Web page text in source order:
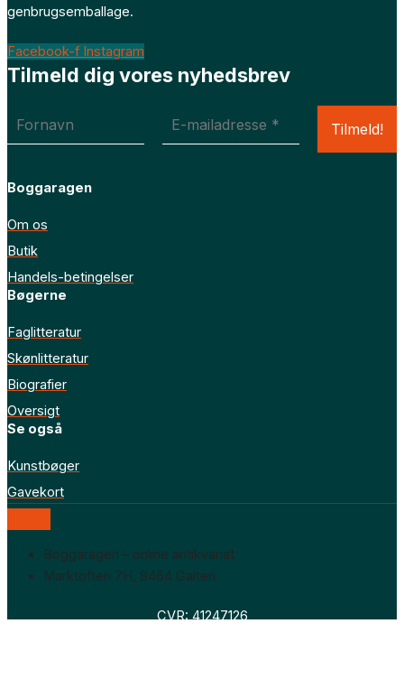
genbrugsemballage.
Facebook-f Instagram
Tilmeld dig vores nyhedsbrev
Boggaragen
Om os
Butik
Handels-betingelser
Bøgerne
Faglitteratur
Skønlitteratur
Biografier
Oversigt
Se også
Kunstbøger
Gavekort
Boggaragen – online antikvariat
Marktoften 7H, 8464 Galten
CVR: 41247126